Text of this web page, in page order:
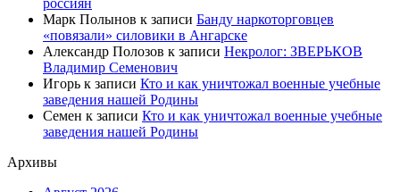
россиян
Марк Полынов к записи Банду наркоторговцев
«повязали» силовики в Ангарске
Александр Полозов к записи Некролог: ЗВЕРЬКОВ
Владимир Семенович
Игорь к записи Кто и как уничтожал военные учебные
заведения нашей Родины
Семен к записи Кто и как уничтожал военные учебные
заведения нашей Родины
Архивы